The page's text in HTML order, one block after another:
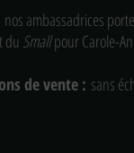
nos ambassadrices
du Smallpour Carole-
de vente : sans